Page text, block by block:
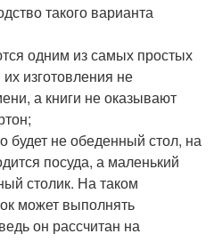
такого варианта
одним из самых простых
изготовления не
а книги не оказывают
будет не обеденный стол, на
посуда, а маленький
столик. На таком
может выполнять
он рассчитан на